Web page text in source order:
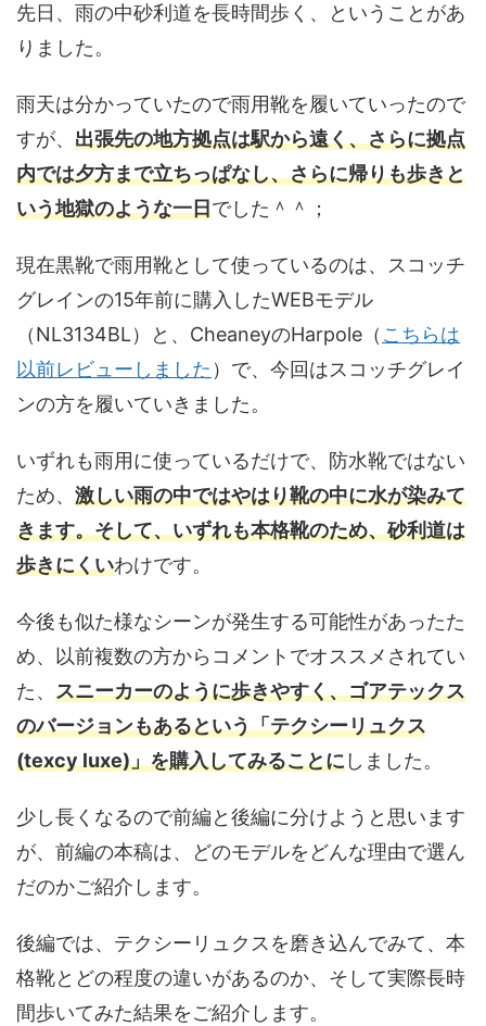
先日、雨の中砂利道を長時間歩く、ということがあ
りました。
雨天は分かっていたので雨用靴を履いていったので
すが、 出張先の地方拠点は駅から遠く、さらに拠点
内では夕方まで立ちっぱなし、さらに帰りも歩きと
いう地獄のような一日でした＾＾；
現在黒靴で雨用靴として使っているのは、スコッチ
グレインの15年前に購入したWEBモデル
（NL3134BL）と、CheaneyのHarpole（ こちらは
以前レビューしました ）で、今回はスコッチグレイ
ンの方を履いていきました。
いずれも雨用に使っているだけで、防水靴ではない
ため、 激しい雨の中ではやはり靴の中に水が染みて
きます。そして、いずれも本格靴のため、砂利道は
歩きにくいわけです。
今後も似た様なシーンが発生する可能性があったた
め、以前複数の方からコメントでオススメされてい
た、 スニーカーのように歩きやすく、ゴアテックス
のバージョンもあるという「テクシーリュクス
(texcy luxe)」を購入してみることにしました。
少し長くなるので前編と後編に分けようと思います
が、前編の本稿は、どのモデルをどんな理由で選ん
だのかご紹介します。
後編では、テクシーリュクスを磨き込んでみて、本
格靴とどの程度の違いがあるのか、そして実際長時
間歩いてみた結果をご紹介します。